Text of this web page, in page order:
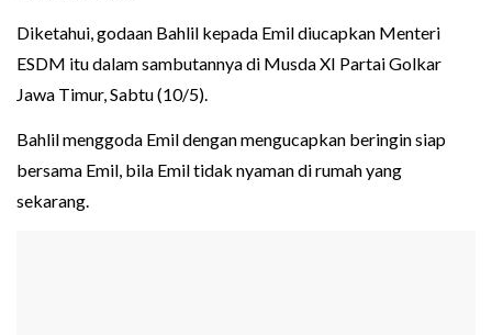
Diketahui, godaan Bahlil kepada Emil diucapkan Menteri
ESDM itu dalam sambutannya di Musda XI Partai Golkar
Jawa Timur, Sabtu (10/5).
Bahlil menggoda Emil dengan mengucapkan beringin siap
bersama Emil, bila Emil tidak nyaman di rumah yang
sekarang.